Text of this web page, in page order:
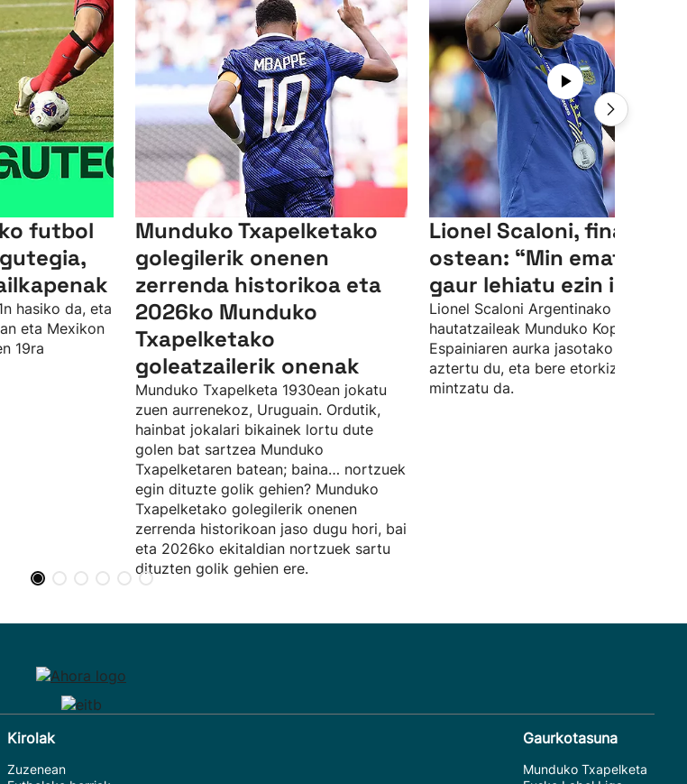
futbol
hasiko da, eta
eta Mexikon
19ra
Munduko Txapelketako
golegilerik onenen
zerrenda historikoa eta
2026ko Munduko
Txapelketako
goleatzailerik onenak
Munduko Txapelketa 1930ean jokatu
zuen aurrenekoz, Uruguain. Ordutik,
hainbat jokalari bikainek lortu dute
golen bat sartzea Munduko
Txapelketaren batean; baina… nortzuek
egin dituzte golik gehien? Munduko
Txapelketako golegilerik onenen
zerrenda historikoan jaso dugu hori, bai
eta 2026ko ekitaldian nortzuek sartu
dituzten golik gehien ere.
Lionel Scaloni, finalaren
ostean: “Min ematen du
gaur lehiatu ezin izanak”
Lionel Scaloni Argentinako
hautatzaileak Munduko Kopako
Espainiaren aurka jasotako porrota
aztertu du, eta bere etorkizunaz ere
mintzatu da.
Kirolak
Zuzenean
Gaurkotasuna
Munduko Txapelketa